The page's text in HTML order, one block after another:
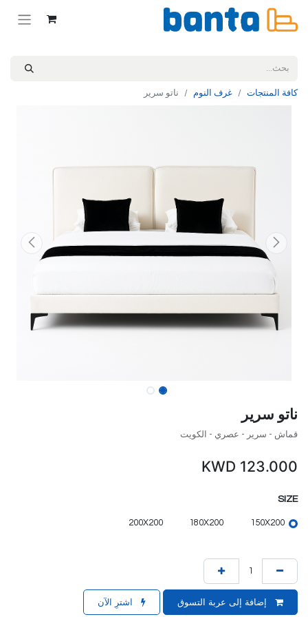
كافة المنتجات غرف النوم ناتو سرير
ناتو سرير
قماش - سرير - عصري - الكويت
123.000
SIZE
150X200
180X200
200X200
إضافة إلى عربة التسوق اشترِ الآن